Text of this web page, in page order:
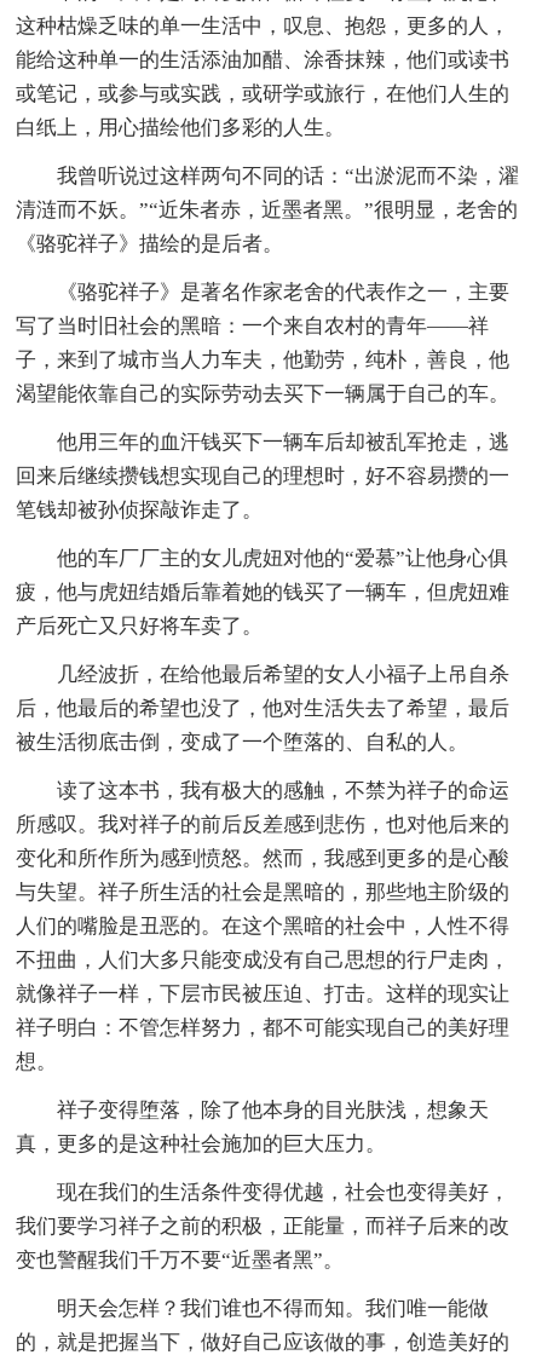
这种枯燥乏味的单一生活中，叹息、抱怨，更多的人，
能给这种单一的生活添油加醋、涂香抹辣，他们或读书
或笔记，或参与或实践，或研学或旅行，在他们人生的
白纸上，用心描绘他们多彩的人生。
我曾听说过这样两句不同的话：“出淤泥而不染，濯
清涟而不妖。”“近朱者赤，近墨者黑。”很明显，老舍的
《骆驼祥子》描绘的是后者。
《骆驼祥子》是著名作家老舍的代表作之一，主要
写了当时旧社会的黑暗：一个来自农村的青年——祥
子，来到了城市当人力车夫，他勤劳，纯朴，善良，他
渴望能依靠自己的实际劳动去买下一辆属于自己的车。
他用三年的血汗钱买下一辆车后却被乱军抢走，逃
回来后继续攒钱想实现自己的理想时，好不容易攒的一
笔钱却被孙侦探敲诈走了。
他的车厂厂主的女儿虎妞对他的“爱慕”让他身心俱
疲，他与虎妞结婚后靠着她的钱买了一辆车，但虎妞难
产后死亡又只好将车卖了。
几经波折，在给他最后希望的女人小福子上吊自杀
后，他最后的希望也没了，他对生活失去了希望，最后
被生活彻底击倒，变成了一个堕落的、自私的人。
读了这本书，我有极大的感触，不禁为祥子的命运
所感叹。我对祥子的前后反差感到悲伤，也对他后来的
变化和所作所为感到愤怒。然而，我感到更多的是心酸
与失望。祥子所生活的社会是黑暗的，那些地主阶级的
人们的嘴脸是丑恶的。在这个黑暗的社会中，人性不得
不扭曲，人们大多只能变成没有自己思想的行尸走肉，
就像祥子一样，下层市民被压迫、打击。这样的现实让
祥子明白：不管怎样努力，都不可能实现自己的美好理
想。
祥子变得堕落，除了他本身的目光肤浅，想象天
真，更多的是这种社会施加的巨大压力。
现在我们的生活条件变得优越，社会也变得美好，
我们要学习祥子之前的积极，正能量，而祥子后来的改
变也警醒我们千万不要“近墨者黑”。
明天会怎样？我们谁也不得而知。我们唯一能做
的，就是把握当下，做好自己应该做的事，创造美好的